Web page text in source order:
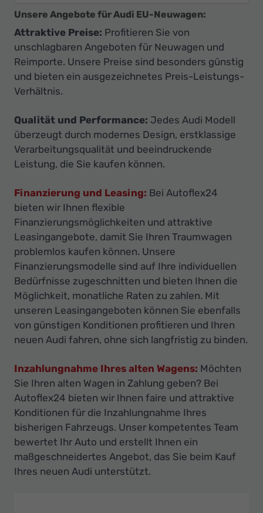
Unsere Angebote für Audi EU-Neuwagen:
Attraktive Preise: Profitieren Sie von
unschlagbaren Angeboten für Neuwagen und
Reimporte. Unsere Preise sind besonders günstig
und bieten ein ausgezeichnetes Preis-Leistungs-
Verhältnis.
Qualität und Performance: Jedes Audi Modell
überzeugt durch modernes Design, erstklassige
Verarbeitungsqualität und beeindruckende
Leistung, die Sie kaufen können.
Finanzierung und Leasing: Bei Autoflex24
bieten wir Ihnen flexible
Finanzierungsmöglichkeiten und attraktive
Leasingangebote, damit Sie Ihren Traumwagen
problemlos kaufen können. Unsere
Finanzierungsmodelle sind auf Ihre individuellen
Bedürfnisse zugeschnitten und bieten Ihnen die
Möglichkeit, monatliche Raten zu zahlen. Mit
unseren Leasingangeboten können Sie ebenfalls
von günstigen Konditionen profitieren und Ihren
neuen Audi fahren, ohne sich langfristig zu binden.
Inzahlungnahme Ihres alten Wagens: Möchten
Sie Ihren alten Wagen in Zahlung geben? Bei
Autoflex24 bieten wir Ihnen faire und attraktive
Konditionen für die Inzahlungnahme Ihres
bisherigen Fahrzeugs. Unser kompetentes Team
bewertet Ihr Auto und erstellt Ihnen ein
maßgeschneidertes Angebot, das Sie beim Kauf
Ihres neuen Audi unterstützt.